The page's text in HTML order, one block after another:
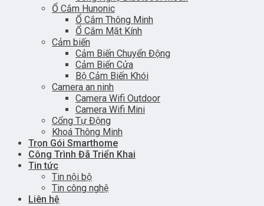
Ổ Cắm Hunonic
Ổ Cắm Thông Minh
Ổ Cắm Mặt Kính
Cảm biến
Cảm Biến Chuyển Động
Cảm Biến Cửa
Bộ Cảm Biến Khói
Camera an ninh
Camera Wifi Outdoor
Camera Wifi Mini
Cổng Tự Động
Khoá Thông Minh
Trọn Gói Smarthome
Công Trình Đã Triển Khai
Tin tức
Tin nội bộ
Tin công nghệ
Liên hệ